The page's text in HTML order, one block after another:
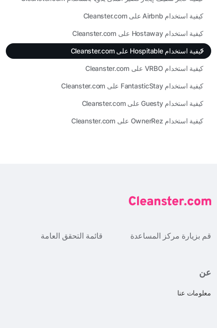
كيفية استخدام Airbnb على Cleanster.com
كيفية استخدام Hostaway على Cleanster.com
كيفية استخدام Hospitable على Cleanster.com
كيفية استخدام VRBO على Cleanster.com
كيفية استخدام FantasticStay على Cleanster.com
كيفية استخدام Guesty على Cleanster.com
كيفية استخدام OwnerRez على Cleanster.com
قم بزيارة مركز المساعدة قائمة التحقق العامة
عن
معلومات عنا